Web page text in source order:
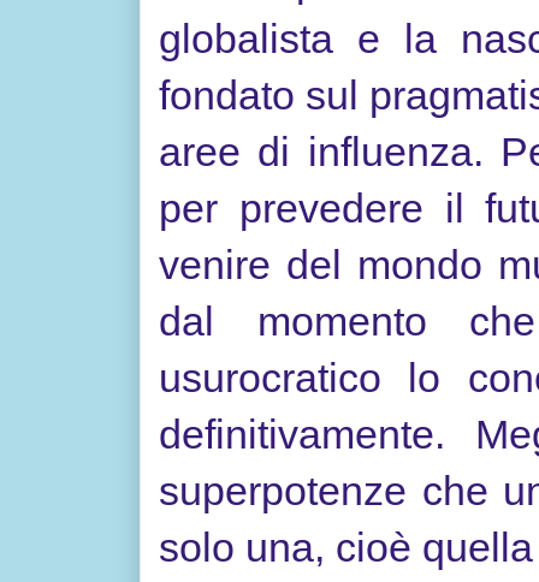
globalista e la
fondato sul
aree di influenza.
per prevedere il
venire del mondo
dal momento
usurocratico lo
definitivamente.
superpotenze che
solo una, cioè